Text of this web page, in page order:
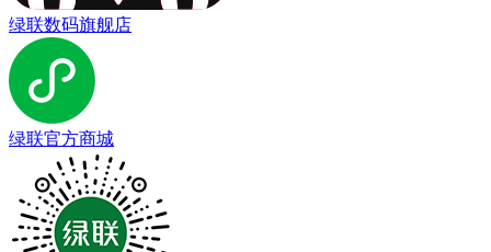
绿联数码旗舰店
绿联官方商城